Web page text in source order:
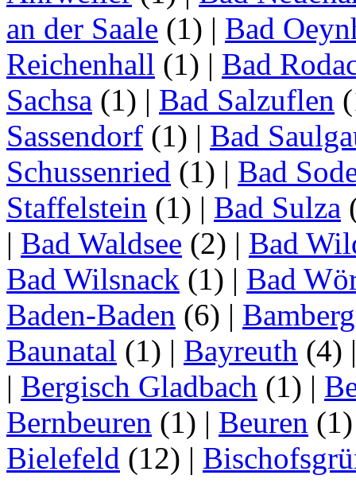
an der Saale (1) | Bad
Reichenhall (1) | Bad
Sachsa (1) | Bad Salzuflen
Sassendorf (1) | Bad
Schussenried (1) | Bad
Staffelstein (1) | Bad Sulza
| Bad Waldsee (2) | Bad
Bad Wilsnack (1) | Bad
Baden-Baden (6) | Bamberg
Baunatal (1) | Bayreuth (4)
| Bergisch Gladbach (1) |
Bernbeuren (1) | Beuren
Bielefeld (12) |